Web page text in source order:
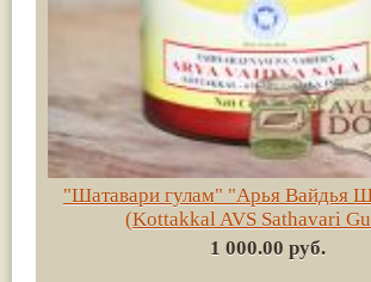
"Шатавари гулам" "Арья Вайдья
(Kottakkal AVS Sathavari
1 000.00 руб.